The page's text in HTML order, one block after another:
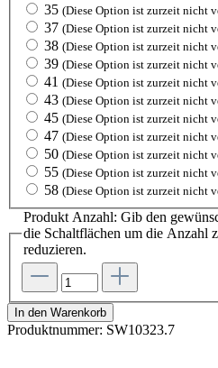
35 (Diese Option ist zurzeit nicht
37 (Diese Option ist zurzeit nicht
38 (Diese Option ist zurzeit nicht
39 (Diese Option ist zurzeit nicht
41 (Diese Option ist zurzeit nicht
43 (Diese Option ist zurzeit nicht
45 (Diese Option ist zurzeit nicht
47 (Diese Option ist zurzeit nicht
50 (Diese Option ist zurzeit nicht
55 (Diese Option ist zurzeit nicht
58 (Diese Option ist zurzeit nicht
Produkt Anzahl: Gib den
die Schaltflächen um die Anzahl
reduzieren.
In den Warenkorb
Produktnummer: SW10323.7